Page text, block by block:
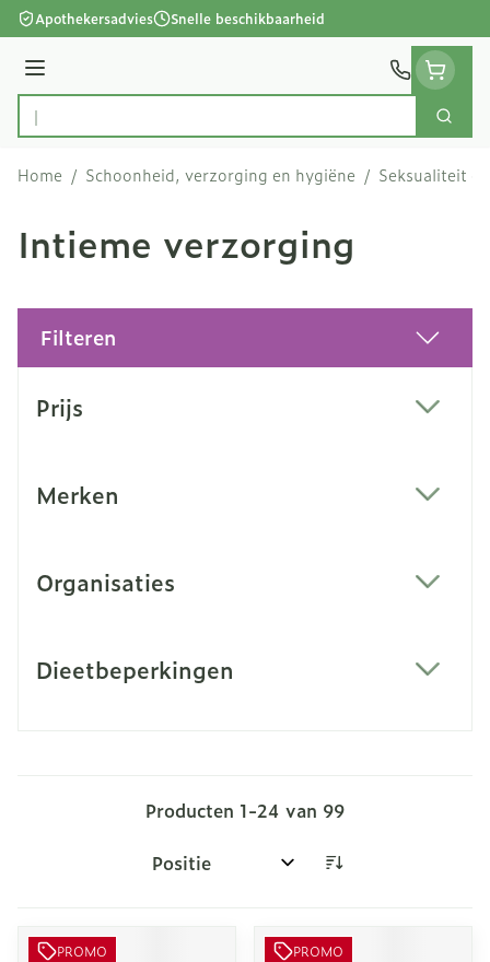
Ga naar de inhoud
Apothekersadvies Snelle beschikbaarheid
Menu
Product, merk, categorie...
Zoek
Home / Schoonheid, verzorging en hygiëne / Seksualiteit
Intieme verzorging
Filteren
Prijs
Merken
Organisaties
Dieetbeperkingen
Producten 1-24 van 99
Sorteer op:
PROMO PROMO